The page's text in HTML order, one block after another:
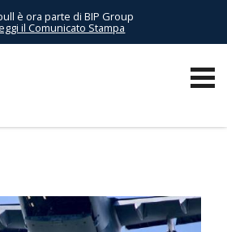
è ora parte di BIP Group
il Comunicato Stampa